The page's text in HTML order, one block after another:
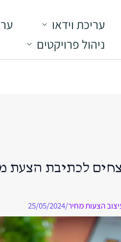
עריכת וידאו
ניהול פרויקטים
לכתיבת הצעת
הצעות מחיר/
25/05/2024